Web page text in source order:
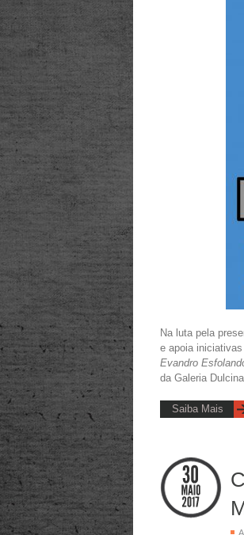
Na luta pela
e apoia
Evandro
da Galeria
Saiba Mais